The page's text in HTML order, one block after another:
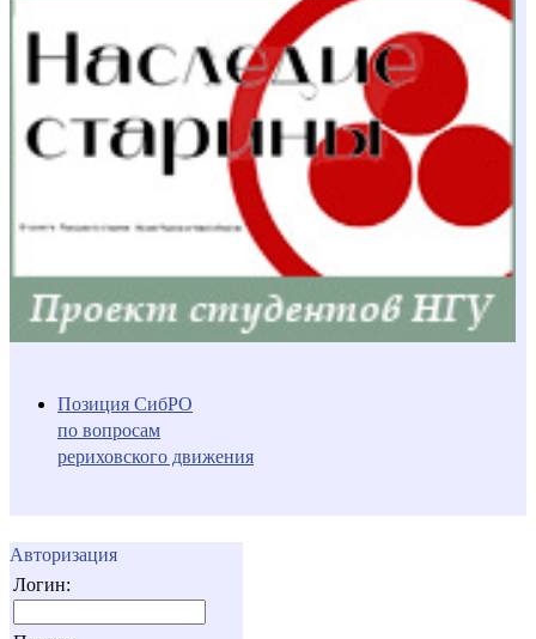
Позиция СибРО
по вопросам
рериховского движения
Авторизация
Логин: